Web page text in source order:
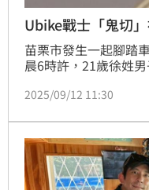
Ubike戰士「鬼切
苗栗市發生一起腳踏
晨6時許，21歲徐姓
車，但仍閃避不及撞
清。
2025/09/12 11:30